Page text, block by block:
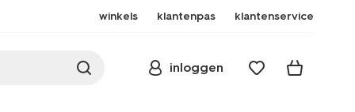
winkels klantenpas klantenservice
inloggen